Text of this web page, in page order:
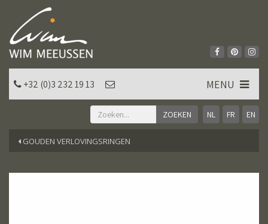
NL FR EN
+32 (0)3 232 19 13 MENU
GOUDEN VERLOVINGSRINGEN